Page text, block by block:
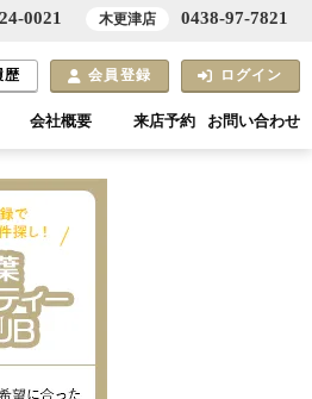
歴 会員登録 ログイン
会社概要 来店予約 お問い合わせ
0021 木更津店 0438-97-7821